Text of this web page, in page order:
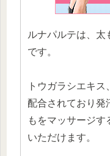
ルナパルテは、太
です。
トウガラシエキ
配合されており発
もをマッサージす
いただけます。